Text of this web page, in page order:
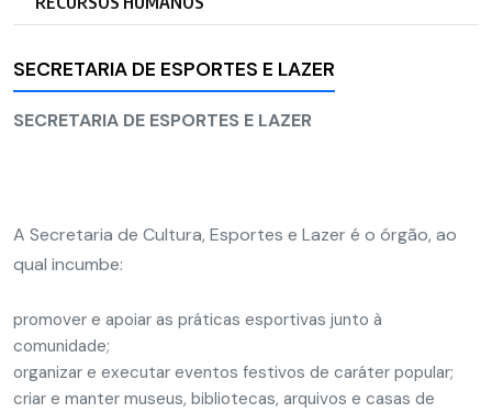
SECRETARIA DE ESPORTES E LAZER
SECRETARIA DE ESPORTES E LAZER
A Secretaria de Cultura, Esportes e Lazer é o órgão, ao
qual incumbe:
promover e apoiar as práticas esportivas junto à
comunidade;
organizar e executar eventos festivos de caráter popular;
criar e manter museus, bibliotecas, arquivos e casas de